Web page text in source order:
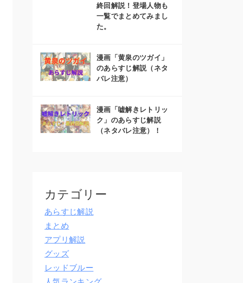
終回解説！登場人物も
一覧でまとめてみまし
た。
漫画「黄泉のツガイ」
のあらすじ解説（ネタ
バレ注意）
漫画「嘘解きレトリッ
ク」のあらすじ解説
（ネタバレ注意）！
カテゴリー
あらすじ解説
まとめ
アプリ解説
グッズ
レッドブルー